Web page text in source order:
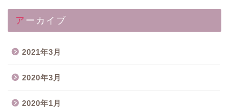
アーカイブ
2021年3月
2020年3月
2020年1月